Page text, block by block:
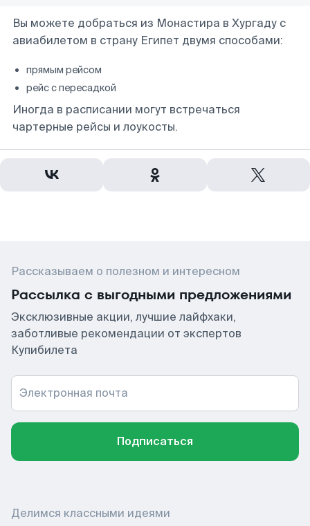
Вы можете добраться из Монастира в Хургаду с
авиабилетом в страну Египет двумя способами:
прямым рейсом
рейс с пересадкой
Иногда в расписании могут встречаться
чартерные рейсы и лоукосты.
Рассказываем о полезном и интересном
Рассылка с выгодными предложениями
Эксклюзивные акции, лучшие лайфхаки,
заботливые рекомендации от экспертов
Купибилета
Электронная почта
Подписаться
Делимся классными идеями